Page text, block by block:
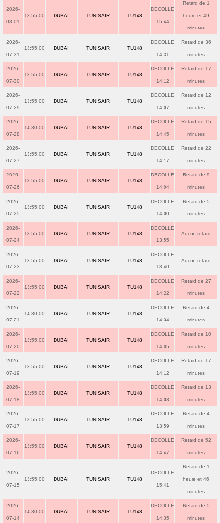
2026-
08-01
13:55:00 DUBAI TUNISAIR TU148
DECOLLE
15:44
Retard de 1
heure et 49
minutes
2026-
07-31
13:55:00 DUBAI TUNISAIR TU148
DECOLLE
14:31
Retard de 36
minutes
2026-
07-30
13:55:00 DUBAI TUNISAIR TU148
DECOLLE
14:12
Retard de 17
minutes
2026-
07-29
13:55:00 DUBAI TUNISAIR TU148
DECOLLE
14:07
Retard de 12
minutes
2026-
07-28
14:30:00 DUBAI TUNISAIR TU148
DECOLLE
14:45
Retard de 15
minutes
2026-
07-27
13:55:00 DUBAI TUNISAIR TU148
DECOLLE
14:17
Retard de 22
minutes
2026-
07-26
13:55:00 DUBAI TUNISAIR TU148
DECOLLE
14:04
Retard de 9
minutes
2026-
07-25
13:55:00 DUBAI TUNISAIR TU148
DECOLLE
14:00
Retard de 5
minutes
2026-
07-24
13:55:00 DUBAI TUNISAIR TU148
DECOLLE
13:55
Aucun retard
2026-
07-23
13:55:00 DUBAI TUNISAIR TU148
DECOLLE
13:40
Aucun retard
2026-
07-22
13:55:00 DUBAI TUNISAIR TU148
DECOLLE
14:22
Retard de 27
minutes
2026-
07-21
14:30:00 DUBAI TUNISAIR TU148
DECOLLE
14:34
Retard de 4
minutes
2026-
07-20
13:55:00 DUBAI TUNISAIR TU148
DECOLLE
14:05
Retard de 10
minutes
2026-
07-19
13:55:00 DUBAI TUNISAIR TU148
DECOLLE
14:12
Retard de 17
minutes
2026-
07-18
13:55:00 DUBAI TUNISAIR TU148
DECOLLE
14:08
Retard de 13
minutes
2026-
07-17
13:55:00 DUBAI TUNISAIR TU148
DECOLLE
13:59
Retard de 4
minutes
2026-
07-16
13:55:00 DUBAI TUNISAIR TU148
DECOLLE
14:47
Retard de 52
minutes
2026-
07-15
13:55:00 DUBAI TUNISAIR TU148
DECOLLE
15:41
Retard de 1
heure et 46
minutes
2026-
07-14
14:30:00 DUBAI TUNISAIR TU148
DECOLLE
14:35
Retard de 5
minutes